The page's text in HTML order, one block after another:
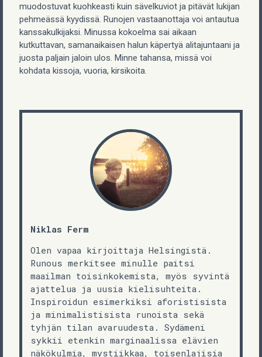
muodostuvat kuohkeasti kuin sävelkuviot ja pitävät lukijan
pehmeässä kyydissä. Runojen vastaanottaja voi antautua
kanssakulkijaksi. Minussa kokoelma sai aikaan
kutkuttavan, samanaikaisen halun käpertyä alitajuntaani ja
juosta paljain jaloin ulos. Minne tahansa, missä voi
kohdata kissoja, vuoria, kirsikoita.
Niklas Ferm
Olen vapaa kirjoittaja Helsingistä.
Runous merkitsee minulle paitsi
maailman toisinkokemista, myös syvintä
ajattelua ja uusia kielisuhteita.
Inspiroidun esimerkiksi aforistisista
ja minimalistisista runoista sekä
tyhjän tilan avaruudesta. Sydämeni
sykkii etenkin marginaalissa elävien
näkökulmia, mystiikkaa, toisenlajisia